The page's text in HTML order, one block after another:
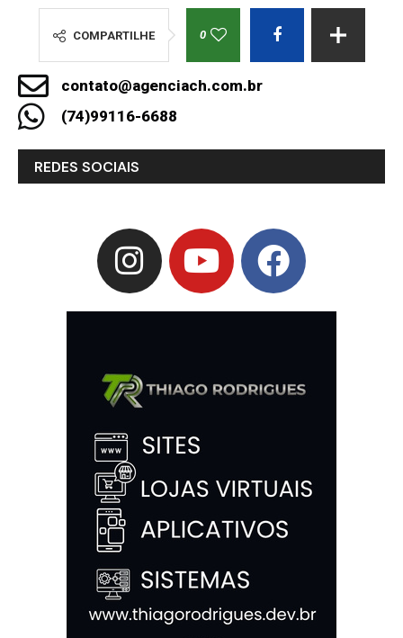
COMPARTILHE 0
contato@agenciach.com.br
(74)99116-6688
REDES SOCIAIS